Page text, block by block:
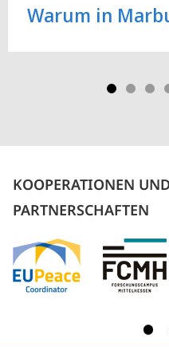
Warum in
KOOPERATIONEN UND
PARTNERSCHAFTEN